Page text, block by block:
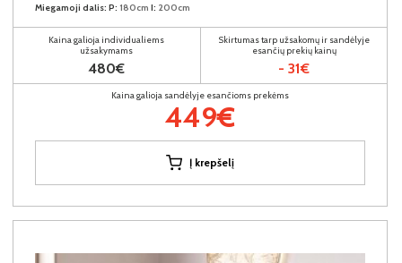
Miegamoji dalis: P: 180cm I: 200cm
Kaina galioja individualiems
užsakymams
480€
Skirtumas tarp užsakomų ir sandėlyje
esančių prekių kainų
- 31€
Kaina galioja sandėlyje esančioms prekėms
449€
Į krepšelį